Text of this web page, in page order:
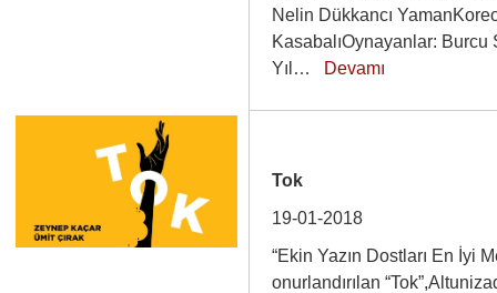
Nelin Dükkancı
KasabalıOynayanlar:
Yıl… Devamı
Tok
19-01-2018
“Ekin Yazın Dostları En İyi
onurlandırılan